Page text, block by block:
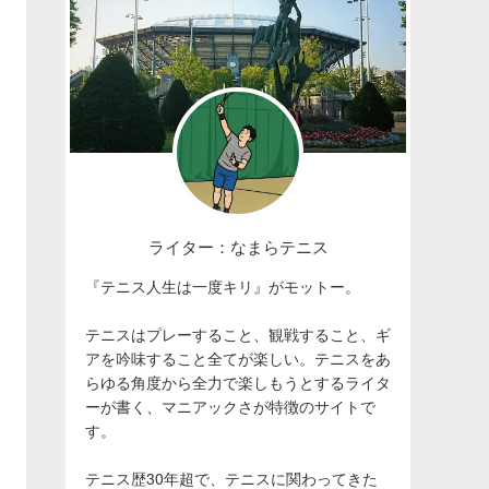
ライター：なまらテニス
『テニス人生は一度キリ』がモットー。
テニスはプレーすること、観戦すること、ギ
アを吟味すること全てが楽しい。テニスをあ
らゆる角度から全力で楽しもうとするライタ
ーが書く、マニアックさが特徴のサイトで
す。
テニス歴30年超で、テニスに関わってきた